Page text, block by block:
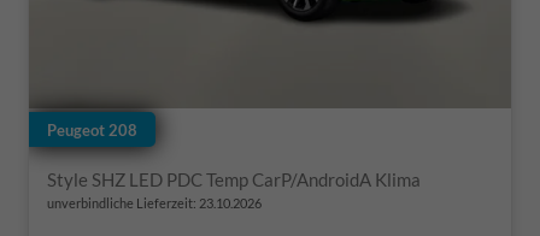
Peugeot 208
Style SHZ LED PDC Temp CarP/AndroidA Klima
unverbindliche Lieferzeit: 23.10.2026